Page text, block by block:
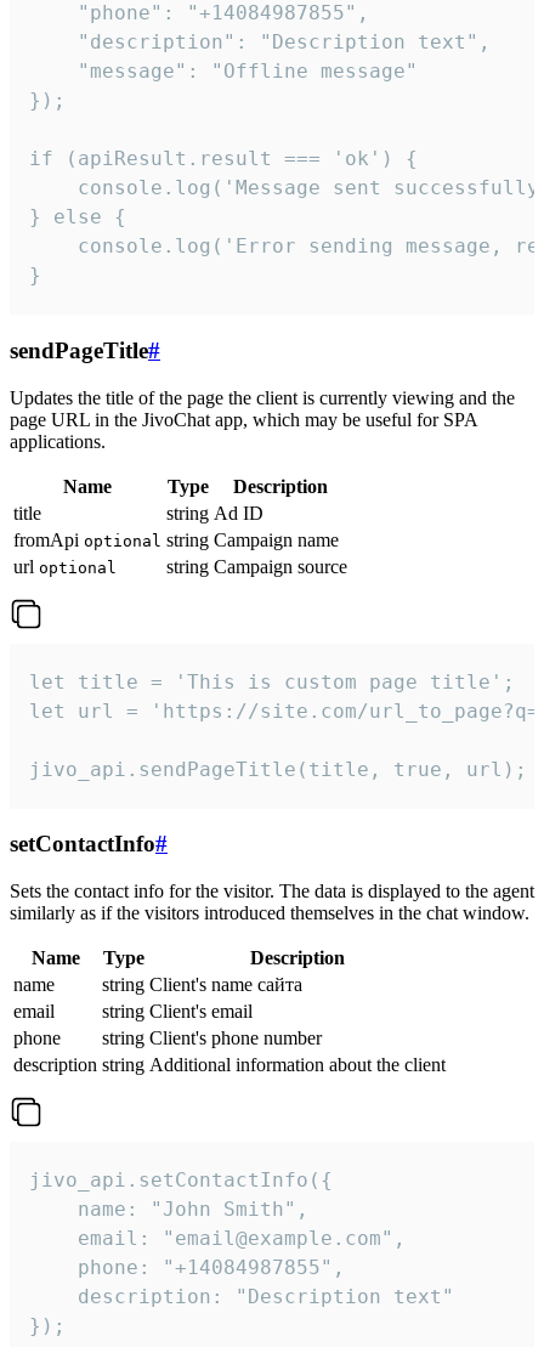
    "phone": "+14084987855",
    "description": "Description text",
    "message": "Offline message"
});
if (apiResult.result === 'ok') {
console.log('Message sent
} else {
console.log('Error sending message,
}
sendPageTitle#
Updates the title of the page the client is currently viewing and the
page URL in the JivoChat app, which may be useful for SPA
applications.
Name Type
Description
title
string Ad ID
fromApi optional string Campaign name
url optional string Campaign source
let title = 'This is custom page title';
let url = 'https://site.com/
jivo_api.sendPageTitle(title, true, url);
setContactInfo#
Sets the contact info for the visitor. The data is displayed to the agent
similarly as if the visitors introduced themselves in the chat window.
Name Type
Description
name
string Client's name сайта
email
string Client's email
phone
string Client's phone number
description string Additional information about the client
jivo_api.setContactInfo({
    name: "John Smith",
    email: "email@example.com",
    phone: "+14084987855",
    description: "Description text"
});